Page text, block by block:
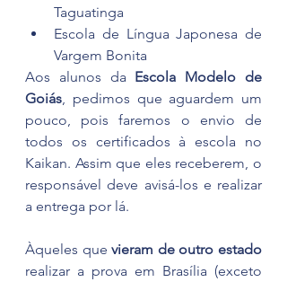
Taguatinga
Escola de Língua Japonesa de
Vargem Bonita
Aos alunos da Escola Modelo de
Goiás , pedimos que aguardem um
pouco, pois faremos o envio de
todos os certificados à escola no
Kaikan. Assim que eles receberem, o
responsável deve avisá-los e realizar
a entrega por lá.
Àqueles que vieram de outro estado
realizar a prova em Brasília (exceto